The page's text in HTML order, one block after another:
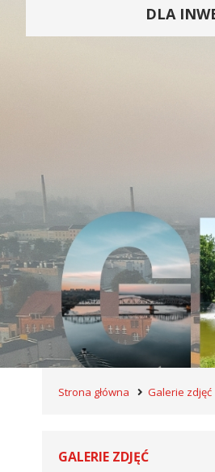
DLA
Strona główna Galerie zdjęć
GALERIE ZDJĘĆ